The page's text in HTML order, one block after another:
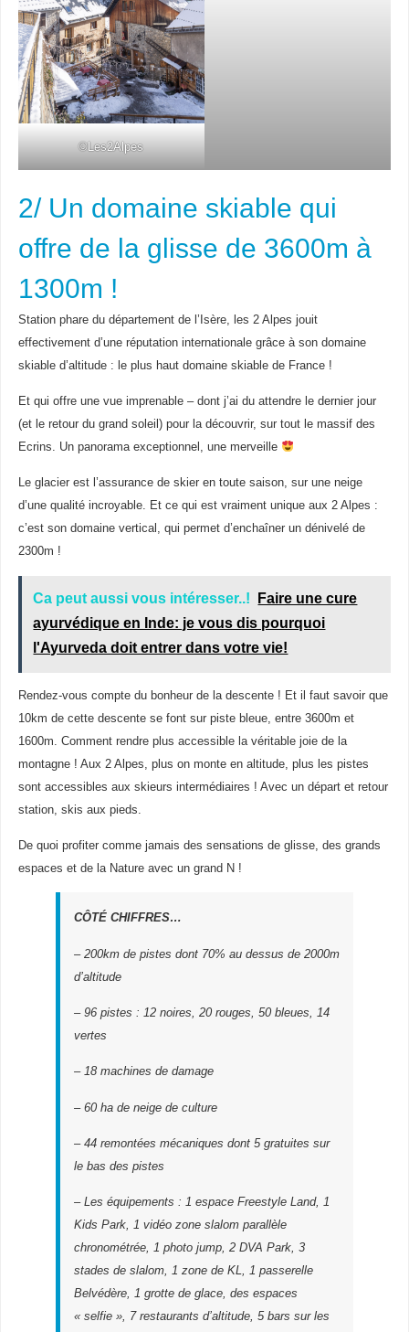
©Les2Alpes
2/ Un domaine skiable qui
offre de la glisse de 3600m à
1300m !
Station phare du département de l’Isère, les 2 Alpes jouit
effectivement d’une réputation internationale grâce à son domaine
skiable d’altitude : le plus haut domaine skiable de France !
Et qui offre une vue imprenable – dont j’ai du attendre le dernier jour
(et le retour du grand soleil) pour la découvrir, sur tout le massif des
Ecrins. Un panorama exceptionnel, une merveille
Le glacier est l’assurance de skier en toute saison, sur une neige
d’une qualité incroyable. Et ce qui est vraiment unique aux 2 Alpes :
c’est son domaine vertical, qui permet d’enchaîner un dénivelé de
2300m !
Ca peut aussi vous intéresser..!
Faire une cure
ayurvédique en Inde: je vous dis pourquoi
l'Ayurveda doit entrer dans votre vie!
Rendez-vous compte du bonheur de la descente ! Et il faut savoir que
10km de cette descente se font sur piste bleue, entre 3600m et
1600m. Comment rendre plus accessible la véritable joie de la
montagne ! Aux 2 Alpes, plus on monte en altitude, plus les pistes
sont accessibles aux skieurs intermédiaires ! Avec un départ et retour
station, skis aux pieds.
De quoi profiter comme jamais des sensations de glisse, des grands
espaces et de la Nature avec un grand N !
CÔTÉ CHIFFRES…
– 200km de pistes dont 70% au dessus de 2000m
d’altitude
– 96 pistes : 12 noires, 20 rouges, 50 bleues, 14
vertes
– 18 machines de damage
– 60 ha de neige de culture
– 44 remontées mécaniques dont 5 gratuites sur
le bas des pistes
– Les équipements : 1 espace Freestyle Land, 1
Kids Park, 1 vidéo zone slalom parallèle
chronométrée, 1 photo jump, 2 DVA Park, 3
stades de slalom, 1 zone de KL, 1 passerelle
Belvédère, 1 grotte de glace, des espaces
« selfie », 7 restaurants d’altitude, 5 bars sur les